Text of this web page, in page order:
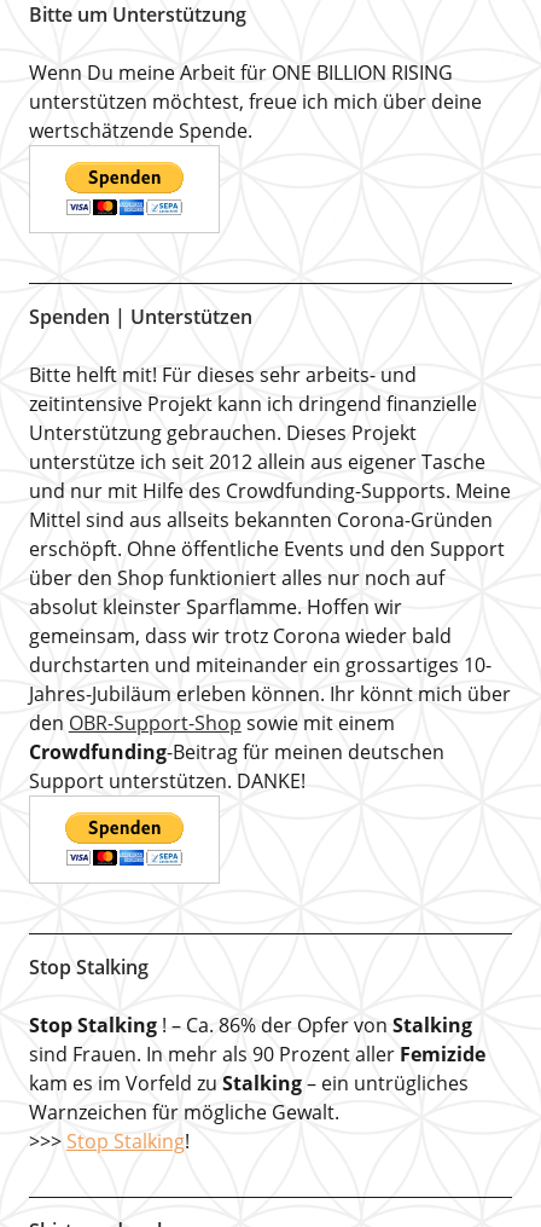
Bitte um Unterstützung
Wenn Du meine Arbeit für ONE BILLION RISING
unterstützen möchtest, freue ich mich über deine
wertschätzende Spende.
Spenden | Unterstützen
Bitte helft mit! Für dieses sehr arbeits- und
zeitintensive Projekt kann ich dringend finanzielle
Unterstützung gebrauchen. Dieses Projekt
unterstütze ich seit 2012 allein aus eigener Tasche
und nur mit Hilfe des Crowdfunding-Supports. Meine
Mittel sind aus allseits bekannten Corona-Gründen
erschöpft. Ohne öffentliche Events und den Support
über den Shop funktioniert alles nur noch auf
absolut kleinster Sparflamme. Hoffen wir
gemeinsam, dass wir trotz Corona wieder bald
durchstarten und miteinander ein grossartiges 10-
Jahres-Jubiläum erleben können. Ihr könnt mich über
den OBR-Support-Shop sowie mit einem
Crowdfunding-Beitrag für meinen deutschen
Support unterstützen. DANKE!
Stop Stalking
Stop Stalking! – Ca. 86% der Opfer von Stalking
sind Frauen. In mehr als 90 Prozent aller Femizide
kam es im Vorfeld zu Stalking– ein untrügliches
Warnzeichen für mögliche Gewalt.
>>> Stop Stalking!